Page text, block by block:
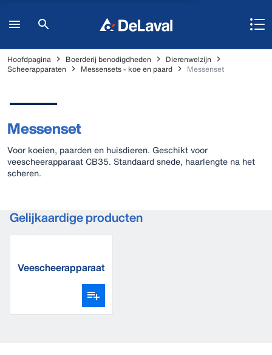
Hoofdpagina Boerderij benodigdheden
Dierenwelzijn
Scheerapparaten
Messensets - koe en paard Messenset
Messenset
Voor koeien, paarden en huisdieren. Geschikt voor
veescheerapparaat CB35. Standaard snede, haarlengte na het
scheren.
Gelijkaardige producten
Veescheerapparaat